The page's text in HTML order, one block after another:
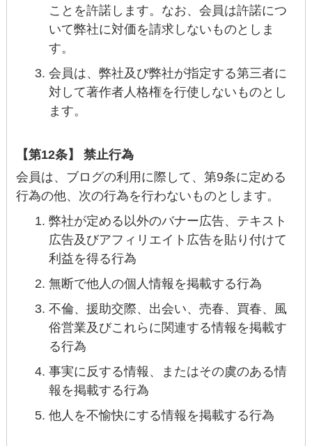
ことを許諾します。なお、会員は許諾につ
いて弊社に対価を請求しないものとしま
す。
会員は、弊社及び弊社が指定する第三者に
対して著作者人格権を行使しないものとし
ます。
【第12条】 禁止行為
会員は、ブログの利用に際して、第9条に定める
行為の他、次の行為を行わないものとします。
弊社が定める以外のバナー広告、テキスト
広告及びアフィリエイト広告を貼り付けて
利益を得る行為
無断で他人の個人情報を掲載する行為
不倫、援助交際、出会い、売春、買春、風
俗営業及びこれらに関連する情報を掲載す
る行為
事実に反する情報、またはその虞のある情
報を掲載する行為
他人を不愉快にする情報を掲載する行為